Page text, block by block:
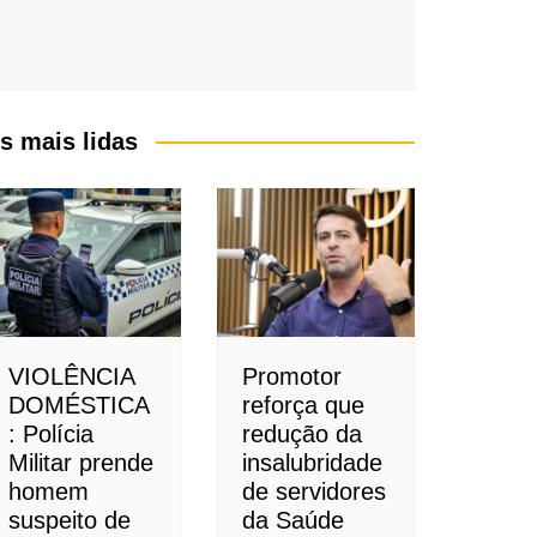
mais lidas
VIOLÊNCIA
DOMÉSTICA
: Polícia
Militar prende
homem
suspeito de
Promotor
reforça que
redução da
insalubridade
de servidores
da Saúde